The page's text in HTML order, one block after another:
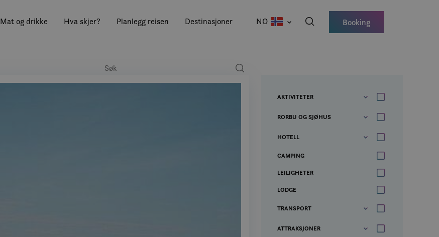
Mat og drikke Hva skjer? Planlegg reisen Destinasjoner NO Booking
AKTIVITETER
RORBU OG SJØHUS
HOTELL
CAMPING
LEILIGHETER
LODGE
TRANSPORT
ATTRAKSJONER